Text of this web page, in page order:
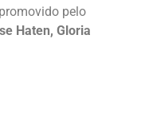
pelo
Haten, Gloria